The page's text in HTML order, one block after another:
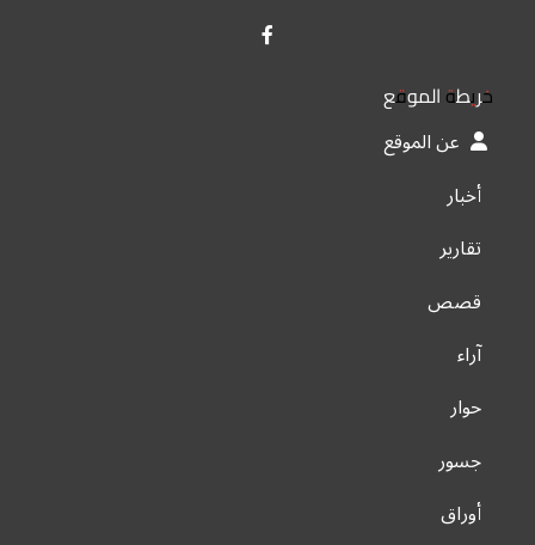
خريطة الموقع
عن الموقع
أخبار
تقارير
قصص
آراء
حوار
جسور
أوراق